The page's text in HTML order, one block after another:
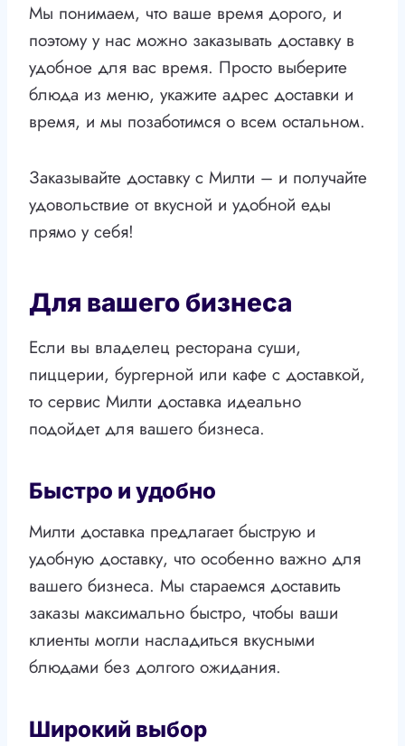
Мы понимаем, что ваше время дорого, и
поэтому у нас можно заказывать доставку в
удобное для вас время. Просто выберите
блюда из меню, укажите адрес доставки и
время, и мы позаботимся о всем остальном.
Заказывайте доставку с Милти – и получайте
удовольствие от вкусной и удобной еды
прямо у себя!
Для вашего бизнеса
Если вы владелец ресторана суши,
пиццерии, бургерной или кафе с доставкой,
то сервис Милти доставка идеально
подойдет для вашего бизнеса.
Быстро и удобно
Милти доставка предлагает быструю и
удобную доставку, что особенно важно для
вашего бизнеса. Мы стараемся доставить
заказы максимально быстро, чтобы ваши
клиенты могли насладиться вкусными
блюдами без долгого ожидания.
Широкий выбор